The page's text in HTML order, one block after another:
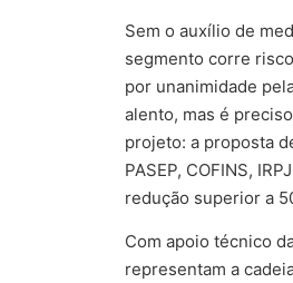
Sem o auxílio de
segmento corre
por unanimidade
alento, mas é
projeto: a proposta
PASEP, COFINS,
redução superior a
Com apoio técnico
representam a